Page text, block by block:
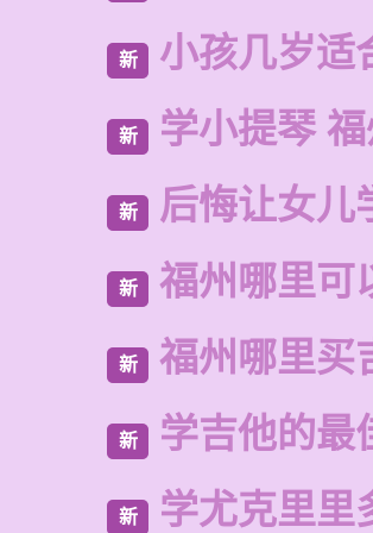
新 小孩几岁适
新 学小提琴
新 后悔让女儿
新 福州哪里可
新 福州哪里买
新 学吉他的最
新 学尤克里里